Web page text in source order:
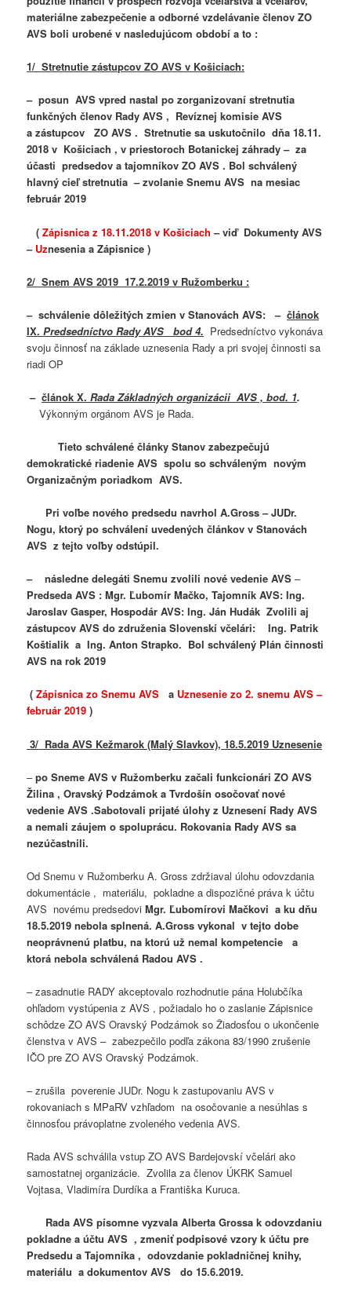
materiálne zabezpečenie a odborné vzdelávanie členov ZO
AVS boli urobené v nasledujúcom období a to :
1/ Stretnutie zástupcov ZO AVSv Košiciach:
– posun AVS vpred nastal po zorganizovaní stretnutia
funkčných členov Rady AVS , Revíznej komisie AVS
a zástupcovZO AVS . Stretnutie sa uskutočnilodňa 18.11.
2018 v Košiciach , v priestoroch Botanickej záhrady – za
účasti predsedov a tajomníkov ZO AVS . Bol schválený
hlavný cieľ stretnutia – zvolanie Snemu AVS na mesiac
február 2019
(Zápisnica z 18.11.2018 v Košiciach – viď Dokumenty AVS
– Uznesenia a Zápisnice )
2/ Snem AVS 2019 17.2.2019 v Ružomberku :
– schválenie dôležitých zmien v Stanovách AVS: –článok
IX.Predsedníctvo Rady AVS bod 4. Predsedníctvo vykonáva
svoju činnosť na základe uznesenia Rady a pri svojej činnosti sa
riadi OP
–článok X.Rada Základných organizácii AVS , bod. 1.
Výkonným orgánom AVS je Rada.
Tieto schválené články Stanov zabezpečujú
demokratické riadenie AVS spolu so schváleným novým
Organizačným poriadkom AVS.
Pri voľbe nového predsedu navrhol A.Gross – JUDr.
Nogu, ktorý po schválení uvedených článkov v Stanovách
AVS z tejto voľby odstúpil.
– následne delegáti Snemu zvolili nové vedenie AVS –
Predseda AVS : Mgr. Ľubomír Mačko, Tajomník AVS: Ing.
Jaroslav Gasper, Hospodár AVS: Ing. Ján Hudák Zvolili aj
zástupcov AVS do združenia Slovenskí včelári: Ing. Patrik
Koštialik a Ing. Anton Strapko. Bol schválený Plán činnosti
AVS na rok 2019
(Zápisnica zo Snemu AVS a Uznesenie zo 2. snemu AVS –
február 2019)
3/ Rada AVS Kežmarok (Malý Slavkov), 18.5.2019 Uznesenie
–po Sneme AVS v Ružomberku začali funkcionári ZO AVS
Žilina , Oravský Podzámok a Tvrdošín osočovať nové
vedenie AVS .Sabotovali prijaté úlohy z Uznesení Rady AVS
a nemali záujem o spoluprácu. Rokovania Rady AVS sa
nezúčastnili.
Od Snemu v Ružomberku A. Gross zdržiaval úlohu odovzdania
dokumentácie , materiálu, pokladne a dispozičné práva k účtu
AVS novému predsedoviMgr. Ľubomírovi Mačkovi a ku dňu
18.5.2019 nebola splnená. A.Gross vykonal v tejto dobe
neoprávnenú platbu, na ktorú už nemal kompetencie a
ktorá nebola schválená Radou AVS .
– zasadnutie RADY akceptovalo rozhodnutie pána Holubčíka
ohľadom vystúpenia z AVS , požiadalo ho o zaslanie Zápisnice
schôdze ZO AVS Oravský Podzámok so Žiadosťou o ukončenie
členstva v AVS – zabezpečilo podľa zákona 83/1990 zrušenie
IČO pre ZO AVS Oravský Podzámok.
– zrušila poverenie JUDr. Nogu k zastupovaniu AVS v
rokovaniach s MPaRV vzhľadom na osočovanie a nesúhlas s
činnosťou právoplatne zvoleného vedenia AVS.
Rada AVS schválila vstup ZO AVS Bardejovskí včelári ako
samostatnej organizácie. Zvolila za členov ÚKRK Samuel
Vojtasa, Vladimíra Durdíka a Františka Kuruca.
Rada AVS písomne vyzvala Alberta Grossa k odovzdaniu
pokladne a účtu AVS , zmeniť podpisové vzory k účtu pre
Predsedu a Tajomníka , odovzdanie pokladničnej knihy,
materiálu a dokumentov AVS do 15.6.2019.